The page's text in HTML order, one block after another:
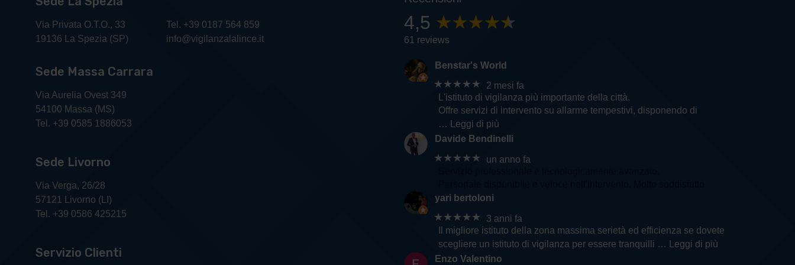
Via Privata O.T.O., 33
19136 La Spezia (SP)
Tel. +39 0187 564 859
info@vigilanzalalince.it
Sede Massa Carrara
Via Aurelia Ovest 349
54100 Massa (MS)
Tel. +39 0585 1886053
Sede Livorno
Via Verga, 26/28
57121 Livorno (LI)
Tel. +39 0586 425215
Servizio Clienti
4,5
61 reviews
Benstar's World
★★★★★
2 mesi fa
L'istituto di vigilanza più importante della città.
Offre servizi di intervento su allarme tempestivi, disponendo di
… Leggi di più
Davide Bendinelli
★★★★★
un anno fa
yari bertoloni
★★★★★
3 anni fa
Il migliore istituto della zona massima serietà ed efficienza se dovete
scegliere un istituto di vigilanza per essere tranquilli … Leggi di più
Enzo Valentino